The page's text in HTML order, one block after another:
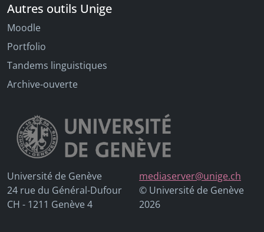
Autres outils Unige
Moodle
Portfolio
Tandems linguistiques
Archive-ouverte
Université de Genève
24 rue du Général-Dufour
CH - 1211 Genève 4
mediaserver@unige.ch
© Université de Genève
2026